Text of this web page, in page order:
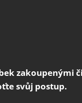
zakoupenými
svůj postup.